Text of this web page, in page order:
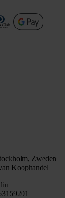
Zweden
Koophandel